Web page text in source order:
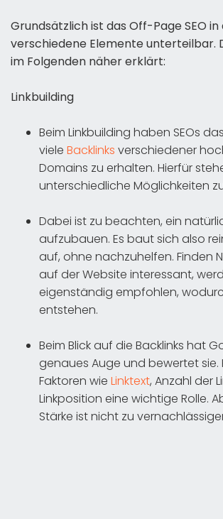
Grundsätzlich ist das Off-Page SEO in
verschiedene Elemente unterteilbar.
im Folgenden näher erklärt:
Linkbuilding
Beim Linkbuilding haben SEOs
viele Backlinks verschiedener
Domains zu erhalten. Hierfür
unterschiedliche Möglichkeiten
Dabei ist zu beachten, ein
aufzubauen. Es baut sich also
auf, ohne nachzuhelfen. Finden
auf der Website interessant,
eigenständig empfohlen,
entstehen.
Beim Blick auf die Backlinks hat
genaues Auge und bewertet sie.
Faktoren wie Linktext, Anzahl der
Linkposition eine wichtige Rolle.
Stärke ist nicht zu